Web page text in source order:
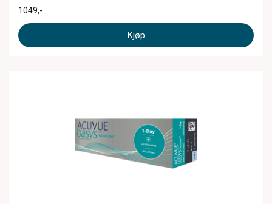
1049,-
Kjøp